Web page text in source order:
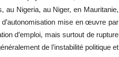
au Nigeria, au Niger, en Mauritanie,
mise en œuvre par
d’emploi, mais surtout de rupture
de l’instabilité politique et